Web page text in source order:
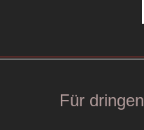
Für